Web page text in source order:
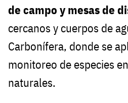
de campo y mesas de
cercanos y cuerpos de
Carbonífera, donde se
monitoreo de especies
naturales.